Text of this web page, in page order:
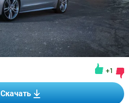
+1
Скачать